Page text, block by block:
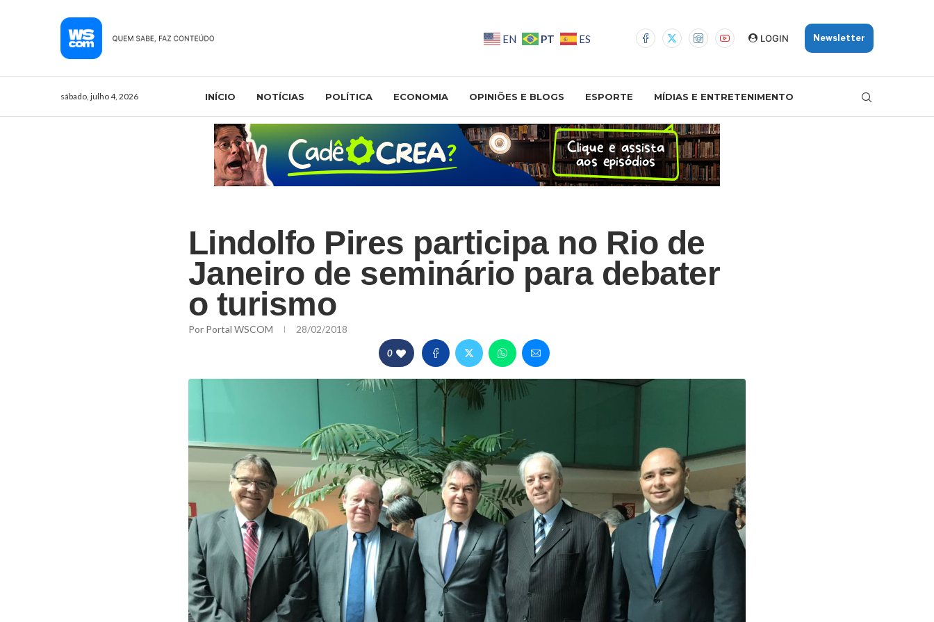
EN PT ES LOGIN Newsletter
sábado, julho 4, 2026 INÍCIO NOTÍCIAS POLÍTICA ECONOMIA OPINIÕES E BLOGS ESPORTE MÍDIAS E ENTRETENIMENTO
Lindolfo Pires participa no Rio de
Janeiro de seminário para debater
o turismo
Por Portal WSCOM 28/02/2018
0